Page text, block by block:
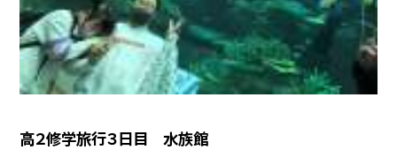
高２修学旅行３日目 水族館